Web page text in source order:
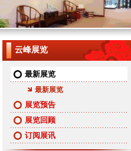
云峰展览
最新展览
最新展览
展览预告
展览回顾
订阅展讯